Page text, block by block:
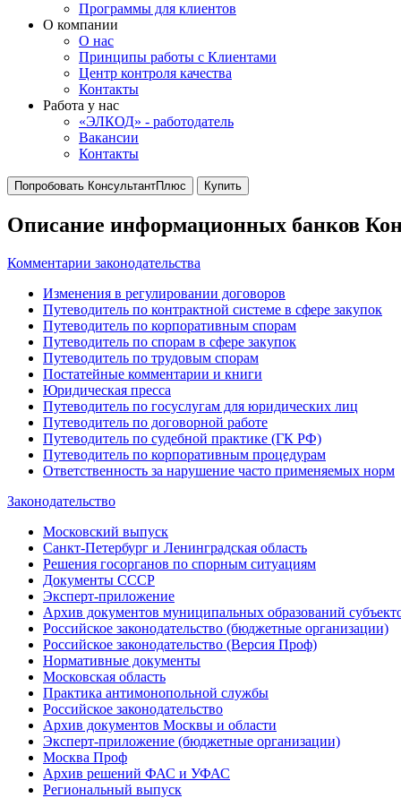
Программы для клиентов
О компании
О нас
Принципы работы с Клиентами
Центр контроля качества
Контакты
Работа у нас
«ЭЛКОД» - работодатель
Вакансии
Контакты
Попробовать КонсультантПлюс Купить
Описание информационных банков
Комментарии законодательства
Изменения в регулировании договоров
Путеводитель по контрактной системе в сфере закупок
Путеводитель по корпоративным спорам
Путеводитель по спорам в сфере закупок
Путеводитель по трудовым спорам
Постатейные комментарии и книги
Юридическая пресса
Путеводитель по госуслугам для юридических лиц
Путеводитель по договорной работе
Путеводитель по судебной практике (ГК РФ)
Путеводитель по корпоративным процедурам
Ответственность за нарушение часто применяемых норм
Законодательство
Московский выпуск
Санкт-Петербург и Ленинградская область
Решения госорганов по спорным ситуациям
Документы СССР
Эксперт-приложение
Архив документов муниципальных образований
Российское законодательство (бюджетные организации)
Российское законодательство (Версия Проф)
Нормативные документы
Московская область
Практика антимонопольной службы
Российское законодательство
Архив документов Москвы и области
Эксперт-приложение (бюджетные организации)
Москва Проф
Архив решений ФАС и УФАС
Региональный выпуск